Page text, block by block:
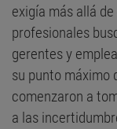
exigía más allá
profesionales
gerentes y
su punto máximo
comenzaron a
a las